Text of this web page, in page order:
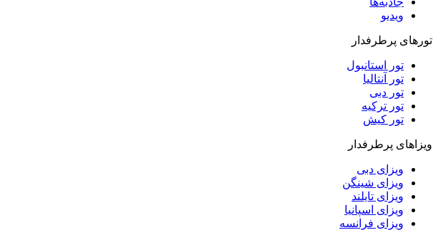
ویدیو‌
تورهای پرطرفدار
تور استانبول
تور آنتالیا
تور دبی
تور ترکیه
تور کیش
ویزاهای پرطرفدار
ویزای دبی
ویزای شینگن
ویزای تایلند
ویزای اسپانیا
ویزای فرانسه